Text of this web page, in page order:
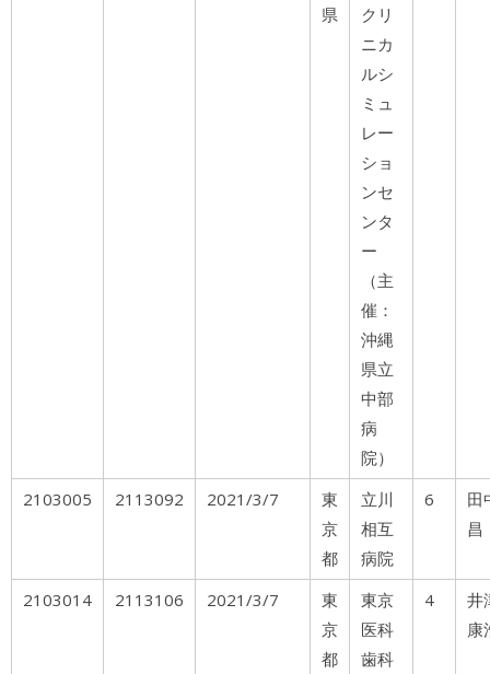
県
クリ
ニカ
ルシ
ミュ
レー
ショ
ンセ
ンタ
ー
（主
催：
沖縄
県立
中部
病
院）
2103005 2113092 2021/3/7
東
京
都
立川
相互
病院
6
田
昌
2103014 2113106 2021/3/7
東
京
都
東京
医科
歯科
4
井
康